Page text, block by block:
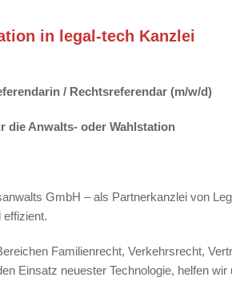
in legal-tech Kanzlei
/ Rechtsreferendar (m/w/d)
die Anwalts- oder Wahlstation
GmbH – als Partnerkanzlei von
effizient.
Familienrecht, Verkehrsrecht,
Einsatz neuester Technologie, helfen wir